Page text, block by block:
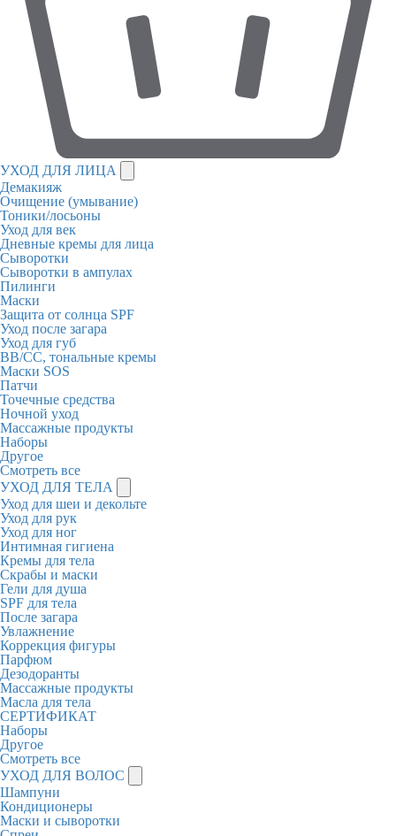
УХОД ДЛЯ ЛИЦА
Демакияж
Очищение (умывание)
Тоники/лосьоны
Уход для век
Дневные кремы для лица
Сыворотки
Сыворотки в ампулах
Пилинги
Маски
Защита от солнца SPF
Уход после загара
Уход для губ
BB/CC, тональные кремы
Маски SOS
Патчи
Точечные средства
Ночной уход
Массажные продукты
Наборы
Другое
Смотреть все
УХОД ДЛЯ ТЕЛА
Уход для шеи и декольте
Уход для рук
Уход для ног
Интимная гигиена
Кремы для тела
Скрабы и маски
Гели для душа
SPF для тела
После загара
Увлажнение
Коррекция фигуры
Парфюм
Дезодоранты
Массажные продукты
Масла для тела
СЕРТИФИКАТ
Наборы
Другое
Смотреть все
УХОД ДЛЯ ВОЛОС
Шампуни
Кондиционеры
Маски и сыворотки